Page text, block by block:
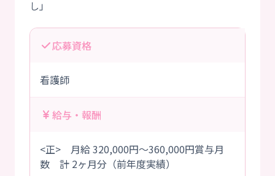
応募資格
看護師
給与・報酬
<正> 月給 320,000円～360,000円賞与月
数 計 2ヶ月分（前年度実績）